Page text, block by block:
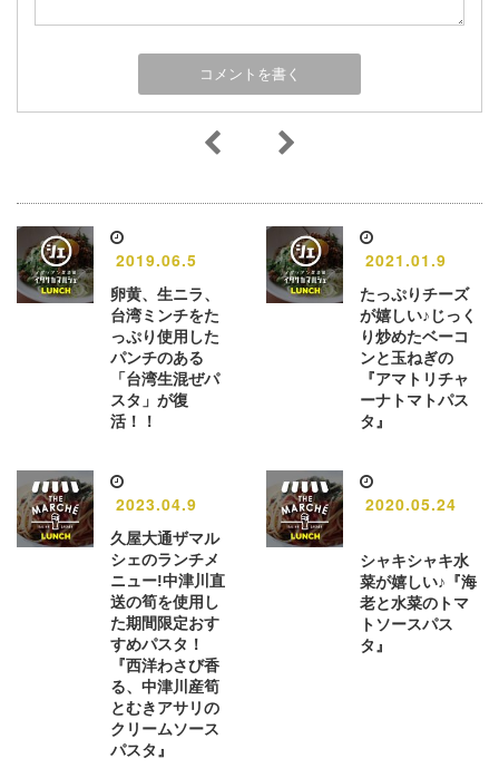
2019.06.5
卵黄、生ニラ、
台湾ミンチをた
っぷり使用した
パンチのある
「台湾生混ぜパ
スタ」が復
活！！
2021.01.9
たっぷりチーズ
が嬉しい♪じっく
り炒めたベーコ
ンと玉ねぎの
『アマトリチャ
ーナトマトパス
タ』
2023.04.9
久屋大通ザマル
シェのランチメ
ニュー!中津川直
送の筍を使用し
た期間限定おす
すめパスタ！
『西洋わさび香
る、中津川産筍
とむきアサリの
クリームソース
パスタ』
2020.05.24
シャキシャキ水
菜が嬉しい♪『海
老と水菜のトマ
トソースパス
タ』